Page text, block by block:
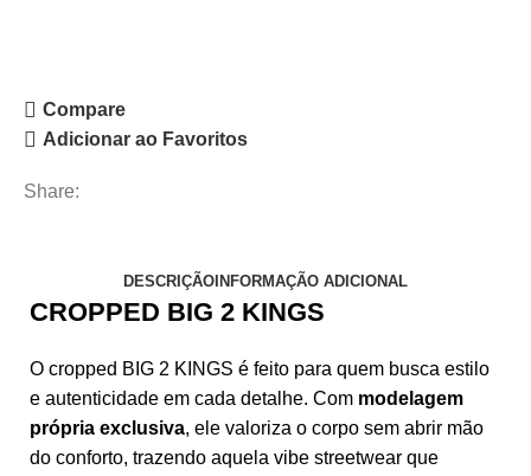
Compare
Adicionar ao Favoritos
Share:
DESCRIÇÃO INFORMAÇÃO ADICIONAL
CROPPED BIG 2 KINGS
O cropped BIG 2 KINGS é feito para quem busca estilo
e autenticidade em cada detalhe. Com modelagem
própria exclusiva, ele valoriza o corpo sem abrir mão
do conforto, trazendo aquela vibe streetwear que